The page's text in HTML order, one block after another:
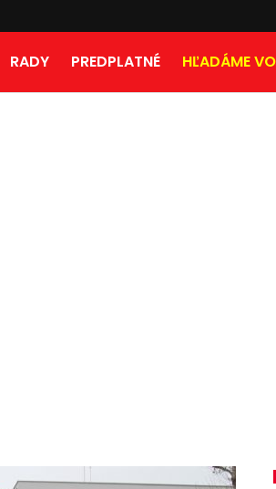
RADY PREDPLATNÉ HĽADÁME